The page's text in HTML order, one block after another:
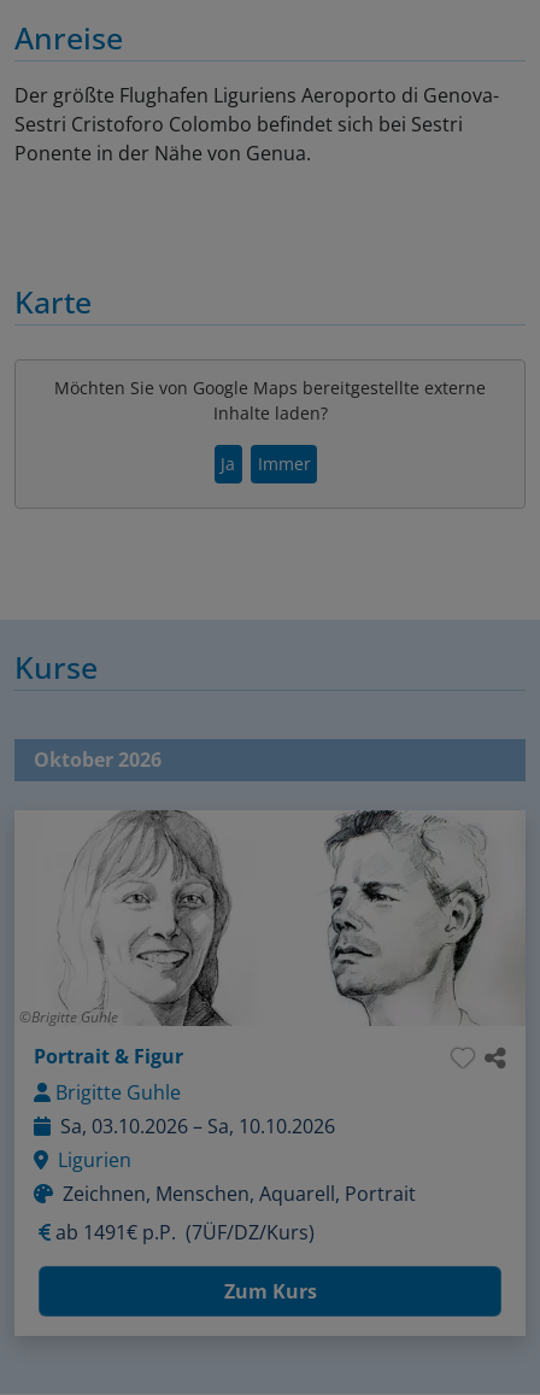
Anreise
Der größte Flughafen Liguriens Aeroporto di Genova-
Sestri Cristoforo Colombo befindet sich bei Sestri
Ponente in der Nähe von Genua.
Karte
Möchten Sie von Google Maps bereitgestellte externe
Inhalte laden?
Ja Immer
Kurse
Oktober 2026
Brigitte Guhle
Portrait & Figur
Brigitte Guhle
Sa, 03.10.2026 – Sa, 10.10.2026
Ligurien
Zeichnen, Menschen, Aquarell, Portrait
ab 1491€ p.P. (7ÜF/DZ/Kurs)
Zum Kurs